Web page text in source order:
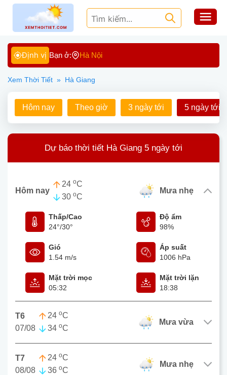
Định vị Bạn ở: Hà Nội
Xem Thời Tiết » Hà Giang
Hôm nay Theo giờ 3 ngày tới 5 ngày tới
Dự báo thời tiết Hà Giang 5 ngày tới
Hôm nay
24 oC
30 oC
mưa nhẹ
Thấp/Cao
24°/30°
Độ ẩm
98%
Gió
1.54 m/s
Áp suất
1006 hPa
Mặt trời mọc
05:32
Mặt trời lặn
18:38
T6
07/08
24 oC
34 oC
mưa vừa
T7
08/08
24 oC
36 oC
mưa nhẹ